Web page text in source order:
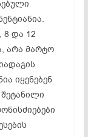
8 და 12
არა მარტო
იყენებენ